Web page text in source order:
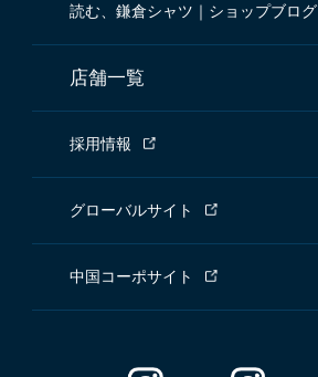
読む、鎌倉シャツ｜ショップブログ
店舗一覧
採用情報
グローバルサイト
中国コーポサイト